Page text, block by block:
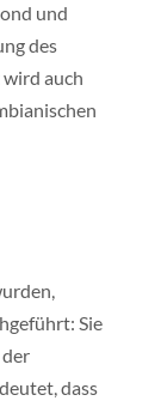
und
des
auch
Sie
dass